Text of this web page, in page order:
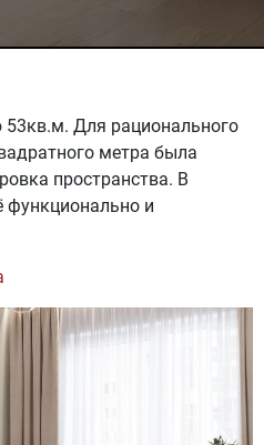
Для рационального
метра была
пространства. В
функционально и